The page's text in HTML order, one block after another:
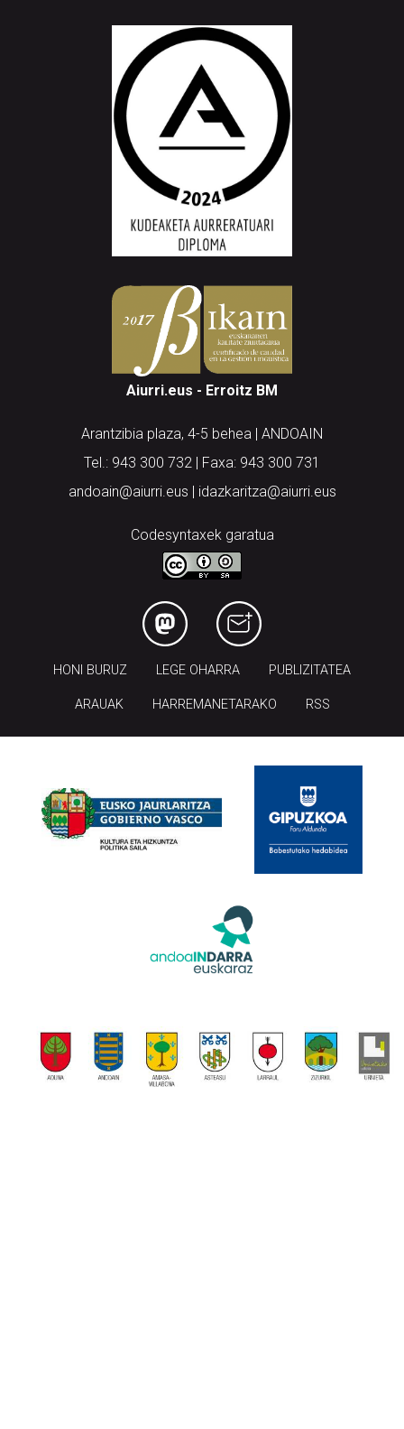
Aiurri.eus - Erroitz BM
Arantzibia plaza, 4-5 behea | ANDOAIN
Tel.: 943 300 732 | Faxa: 943 300 731
andoain@aiurri.eus | idazkaritza@aiurri.eus
Codesyntaxek garatua
HONI BURUZ LEGE OHARRA PUBLIZITATEA
ARAUAK HARREMANETARAKO RSS